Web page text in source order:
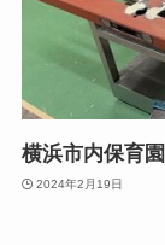
横浜市内保育
2024年2月19日